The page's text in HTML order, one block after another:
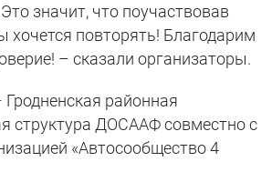
значит, что поучаствовав
хочется повторять! Благодарим
– сказали организаторы.
районная
структура ДОСААФ совместно с
«Автосообщество 4